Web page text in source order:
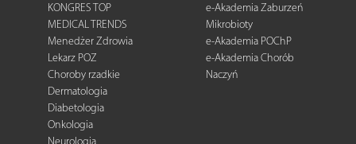
KONGRES TOP
MEDICAL TRENDS
Menedżer Zdrowia
Lekarz POZ
Choroby rzadkie
Dermatologia
Diabetologia
Onkologia
Neurologia
e-Akademia Zaburzeń
Mikrobioty
e-Akademia POChP
e-Akademia Chorób
Naczyń